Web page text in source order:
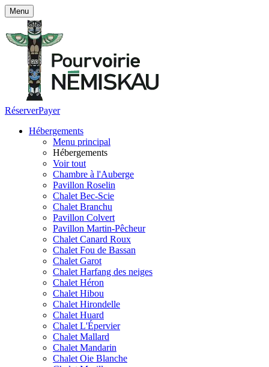
Menu
RéserverPayer
Hébergements
Menu principal
Hébergements
Voir tout
Chambre à l'Auberge
Pavillon Roselin
Chalet Bec-Scie
Chalet Branchu
Pavillon Colvert
Pavillon Martin-Pêcheur
Chalet Canard Roux
Chalet Fou de Bassan
Chalet Garot
Chalet Harfang des neiges
Chalet Héron
Chalet Hibou
Chalet Hirondelle
Chalet Huard
Chalet L'Épervier
Chalet Mallard
Chalet Mandarin
Chalet Oie Blanche